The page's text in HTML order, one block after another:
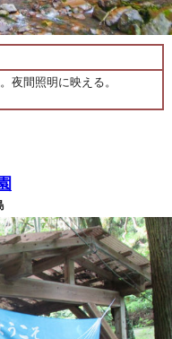
夜間照明に映える。